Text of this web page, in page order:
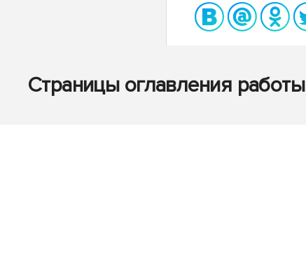
Страницы оглавления работы